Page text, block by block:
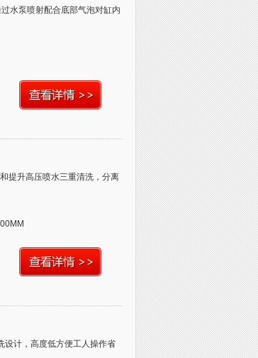
水泵喷射配合底部气泡对缸内
提升高压喷水三重清洗，分离
设计，高度低方便工人操作省